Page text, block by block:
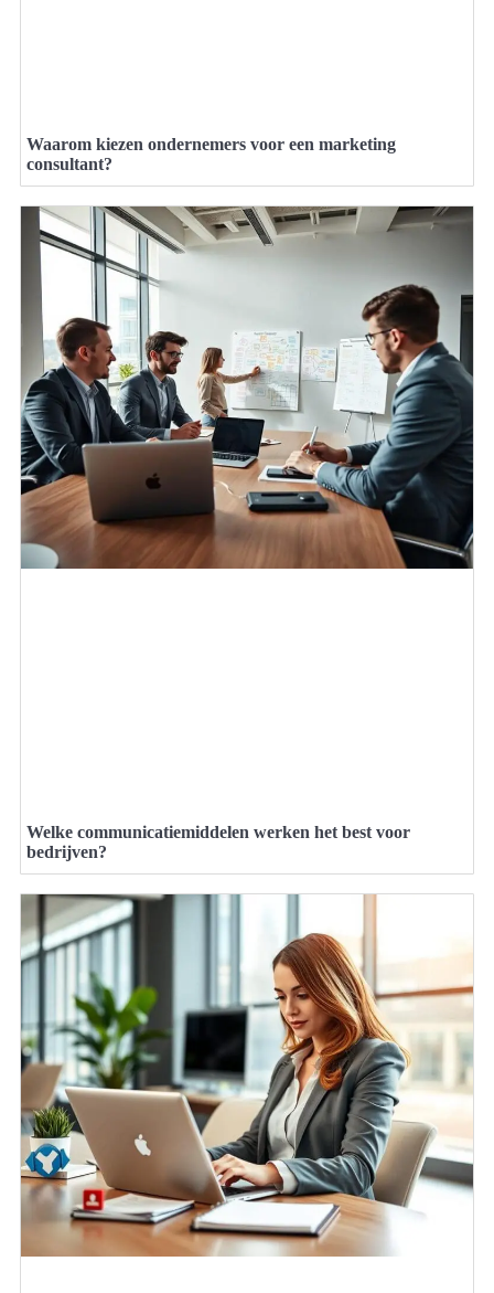
Waarom kiezen ondernemers voor een marketing
consultant?
Welke communicatiemiddelen werken het best voor
bedrijven?